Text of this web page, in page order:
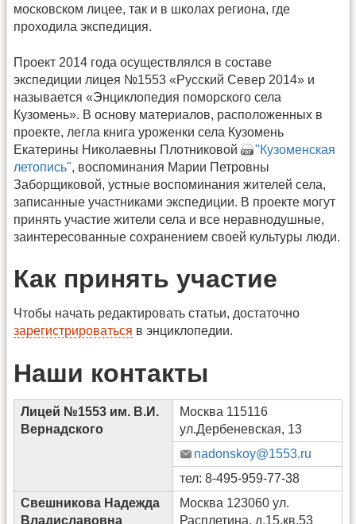
московском лицее, так и в школах региона, где
проходила экспедиция.
Проект 2014 года осуществлялся в составе
экспедиции лицея №1553 «Русский Север 2014» и
называется «Энциклопедия поморского села
Кузомень». В основу материалов, расположенных в
проекте, легла книга уроженки села Кузомень
Екатерины Николаевны Плотниковой
"Кузоменская
летопись", воспоминания Марии Петровны
Заборщиковой, устные воспоминания жителей села,
записанные участниками экспедиции. В проекте могут
принять участие жители села и все неравнодушные,
заинтересованные сохранением своей культуры люди.
Как принять участие
Чтобы начать редактировать статьи, достаточно
зарегистрироваться в энциклопедии.
Наши контакты
Лицей №1553 им. В.И.
Вернадского
Москва 115116
ул.Дербеневская, 13
nadonskoy@1553.ru
тел: 8-495-959-77-38
Свешникова Надежда
Владиславовна
Москва 123060 ул.
Расплетина, д.15,кв.53